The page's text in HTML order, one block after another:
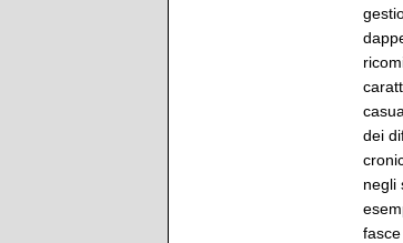
dei
negli